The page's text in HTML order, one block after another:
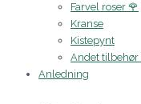
Farvel roser 🌹
Kranse
Kistepynt
Andet tilbehør
Anledning